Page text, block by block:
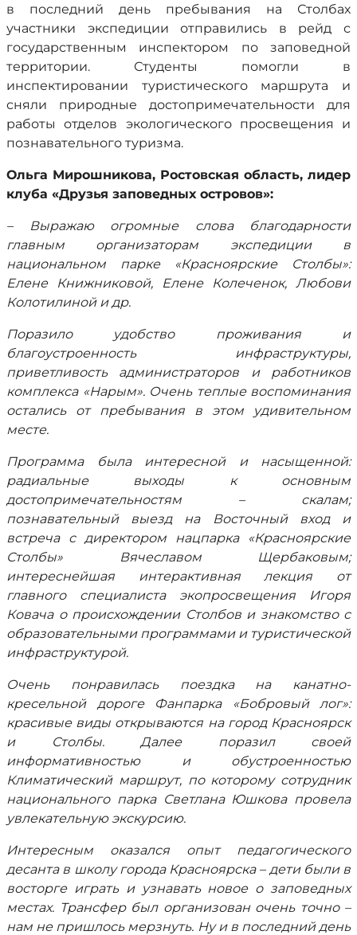
в последний день пребывания на Столбах
участники экспедиции отправились в рейд с
государственным инспектором по заповедной
территории. Студенты помогли в
инспектировании туристического маршрута и
сняли природные достопримечательности для
работы отделов экологического просвещения и
познавательного туризма.
Ольга Мирошникова, Ростовская область, лидер
клуба «Друзья заповедных островов»:
– Выражаю огромные слова благодарности
главным организаторам экспедиции в
национальном парке «Красноярские Столбы»:
Елене Книжниковой, Елене Колеченок, Любови
Колотилиной и др.
Поразило удобство проживания и
благоустроенность инфраструктуры,
приветливость администраторов и работников
комплекса «Нарым». Очень теплые воспоминания
остались от пребывания в этом удивительном
месте.
Программа была интересной и насыщенной:
радиальные выходы к основным
достопримечательностям – скалам;
познавательный выезд на Восточный вход и
встреча с директором нацпарка «Красноярские
Столбы» Вячеславом Щербаковым;
интереснейшая интерактивная лекция от
главного специалиста экопросвещения Игоря
Ковача о происхождении Столбов и знакомство с
образовательными программами и туристической
инфраструктурой.
Очень понравилась поездка на канатно-
кресельной дороге Фанпарка «Бобровый лог»:
красивые виды открываются на город Красноярск
и Столбы. Далее поразил своей
информативностью и обустроенностью
Климатический маршрут, по которому сотрудник
национального парка Светлана Юшкова провела
увлекательную экскурсию.
Интересным оказался опыт педагогического
десанта в школу города Красноярска – дети были в
восторге играть и узнавать новое о заповедных
местах. Трансфер был организован очень точно –
нам не пришлось мерзнуть. Ну и в последний день